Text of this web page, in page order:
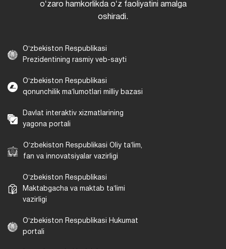
oʻzaro hamkorlikda oʻz faoliyatini amalga
oshiradi.
Oʻzbekiston Respublikasi
Prezidentining rasmiy veb-sayti
Oʻzbekiston Respublikasi
qonunchilik maʼlumotlari milliy bazasi
Davlat interaktiv xizmatlarining
yagona portali
Oʻzbekiston Respublikasi Oliy taʼlim,
fan va innovatsiyalar vazirligi
Oʻzbekiston Respublikasi
Maktabgacha va maktab taʼlimi
vazirligi
Oʻzbekiston Respublikasi Hukumat
portali